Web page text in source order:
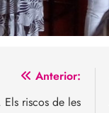
Anterior:
riscos de les